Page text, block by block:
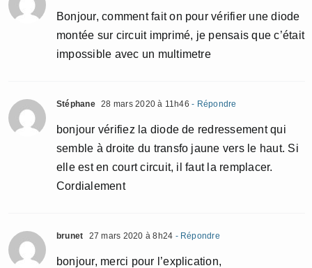
Bonjour, comment fait on pour vérifier une diode
montée sur circuit imprimé, je pensais que c’était
impossible avec un multimetre
Stéphane 28 mars 2020 à 11h46 - Répondre
bonjour vérifiez la diode de redressement qui
semble à droite du transfo jaune vers le haut. Si
elle est en court circuit, il faut la remplacer.
Cordialement
brunet 27 mars 2020 à 8h24 - Répondre
bonjour, merci pour l’explication,